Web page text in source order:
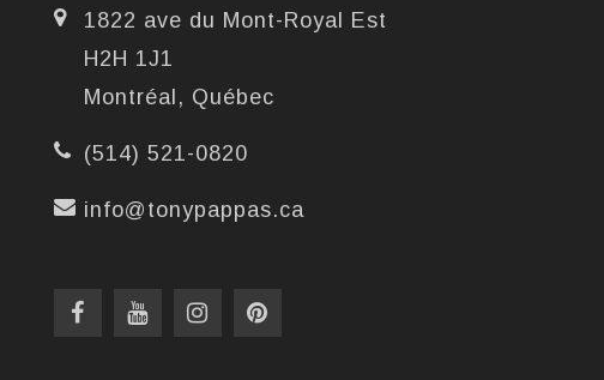
1822 ave du Mont-Royal Est
H2H 1J1
Montréal, Québec
(514) 521-0820
info@tonypappas.ca